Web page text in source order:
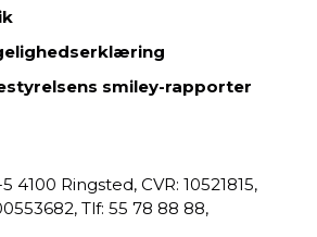
smiley-rapporter
4100 Ringsted, CVR: 10521815,
55 78 88 88,